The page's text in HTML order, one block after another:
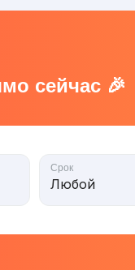
сейчас 🎉
Срок